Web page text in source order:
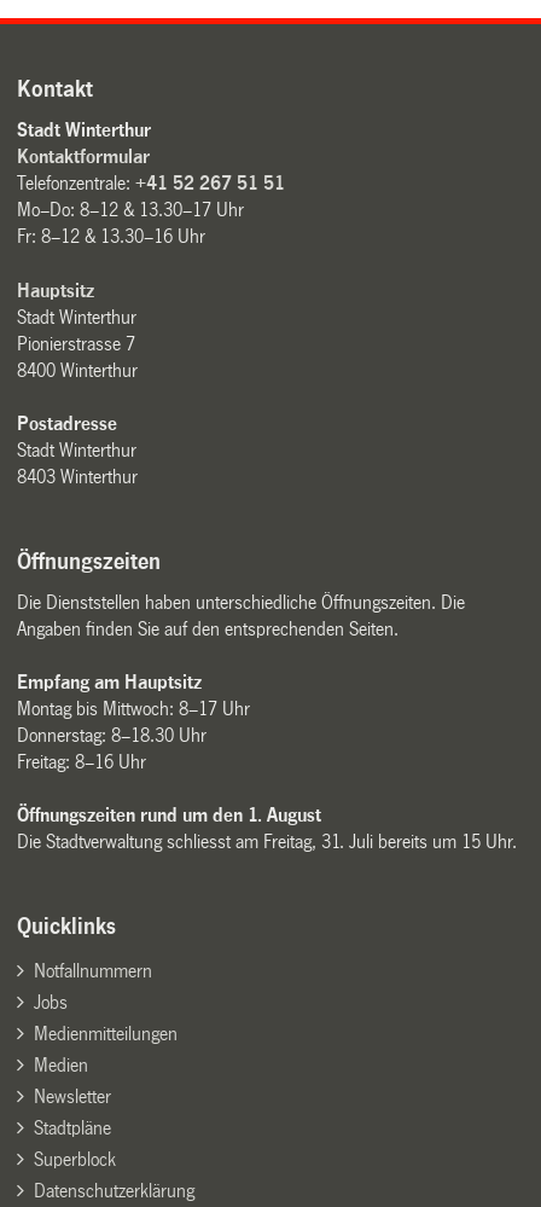
Kontakt
Stadt Winterthur
Kontaktformular
Telefonzentrale:+41 52 267 51 51
Mo–Do: 8–12 & 13.30–17 Uhr
Fr: 8–12 & 13.30–16 Uhr
Hauptsitz
Stadt Winterthur
Pionierstrasse 7
8400 Winterthur
Postadresse
Stadt Winterthur
8403 Winterthur
Öffnungszeiten
Die Dienststellen haben unterschiedliche Öffnungszeiten. Die
Angaben finden Sie auf den entsprechenden Seiten.
Empfang am Hauptsitz
Montag bis Mittwoch: 8–17 Uhr
Donnerstag: 8–18.30 Uhr
Freitag: 8–16 Uhr
Öffnungszeiten rund um den 1. August
Die Stadtverwaltung schliesst am Freitag, 31. Juli bereits um 15 Uhr.
Quicklinks
Notfallnummern
Jobs
Medienmitteilungen
Medien
Newsletter
Stadtpläne
Superblock
Datenschutzerklärung